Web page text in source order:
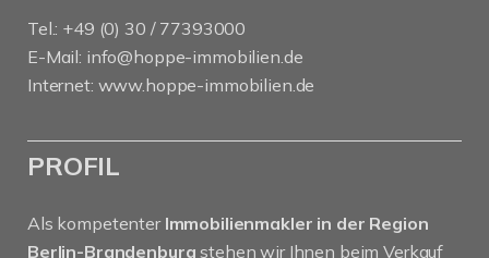
Tel.: +49 (0) 30 / 77393000
E-Mail: info@hoppe-immobilien.de
Internet: www.hoppe-immobilien.de
PROFIL
Als kompetenter Immobilienmakler in der Region
Berlin-Brandenburg stehen wir Ihnen beim Verkauf